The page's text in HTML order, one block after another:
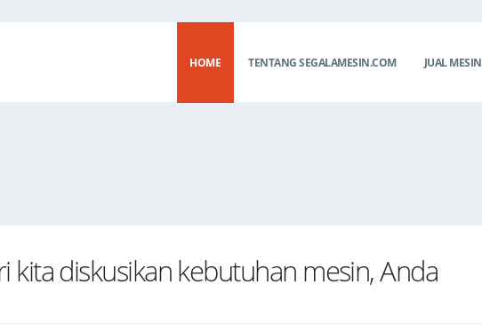
HOME TENTANG SEGALAMESIN.COM JUAL MESIN
kita diskusikan kebutuhan mesin, Anda